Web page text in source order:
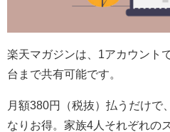
楽天マガジンは、1アカウント
台まで共有可能です。
月額380円（税抜）払うだけで
なりお得。家族4人それぞれの